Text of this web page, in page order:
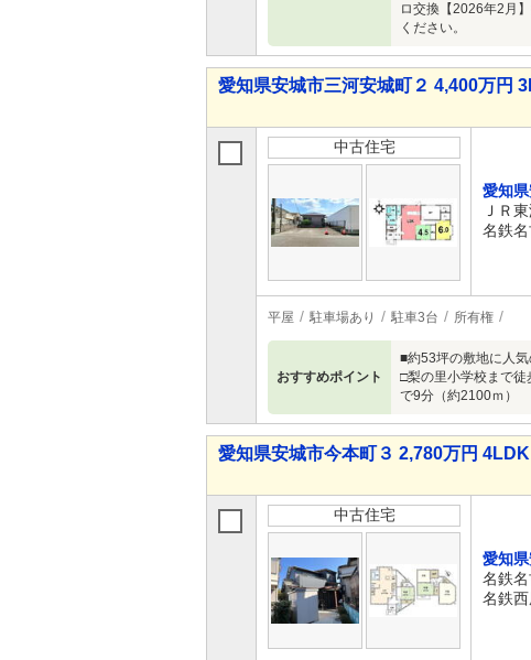
ロ交換【2026年2月
ください。
愛知県安城市三河安城町２ 4,400万円
中古住宅
愛知
ＪＲ
名鉄
平屋 駐車場あり 駐車3台 所有権
おすすめポイント
■約53坪の敷地に人
□梨の里小学校まで
で9分（約2100ｍ）
愛知県安城市今本町３ 2,780万円 4LDK
中古住宅
愛知
名鉄
名鉄